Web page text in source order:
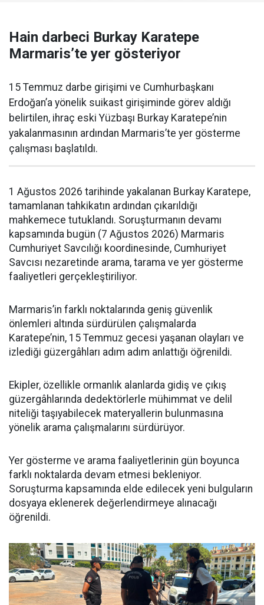
Hain darbeci Burkay Karatepe
Marmaris’te yer gösteriyor
15 Temmuz darbe girişimi ve Cumhurbaşkanı
Erdoğan’a yönelik suikast girişiminde görev aldığı
belirtilen, ihraç eski Yüzbaşı Burkay Karatepe’nin
yakalanmasının ardından Marmaris’te yer gösterme
çalışması başlatıldı.
1 Ağustos 2026 tarihinde yakalanan Burkay Karatepe,
tamamlanan tahkikatın ardından çıkarıldığı
mahkemece tutuklandı. Soruşturmanın devamı
kapsamında bugün (7 Ağustos 2026) Marmaris
Cumhuriyet Savcılığı koordinesinde, Cumhuriyet
Savcısı nezaretinde arama, tarama ve yer gösterme
faaliyetleri gerçekleştiriliyor.
Marmaris’in farklı noktalarında geniş güvenlik
önlemleri altında sürdürülen çalışmalarda
Karatepe’nin, 15 Temmuz gecesi yaşanan olayları ve
izlediği güzergâhları adım adım anlattığı öğrenildi.
Ekipler, özellikle ormanlık alanlarda gidiş ve çıkış
güzergâhlarında dedektörlerle mühimmat ve delil
niteliği taşıyabilecek materyallerin bulunmasına
yönelik arama çalışmalarını sürdürüyor.
Yer gösterme ve arama faaliyetlerinin gün boyunca
farklı noktalarda devam etmesi bekleniyor.
Soruşturma kapsamında elde edilecek yeni bulguların
dosyaya eklenerek değerlendirmeye alınacağı
öğrenildi.